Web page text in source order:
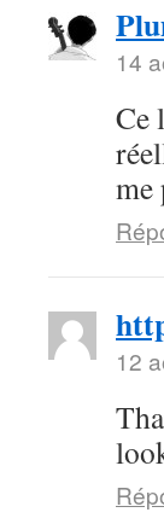
14
Ce
me
12